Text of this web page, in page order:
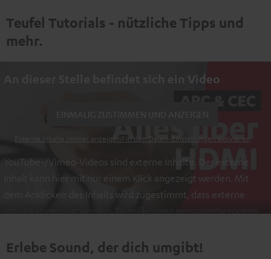
Teufel Tutorials - nützliche Tipps und
mehr.
An dieser Stelle befindet sich ein Video
Externe Inhalte immer anzeigen? In den Daten‑Einstellungen aktivieren
YouTube-/Vimeo-Videos sind externe Inhalte. Der externe
Inhalt kann hier mit nur einem Klick angezeigt werden. Mit
dem Anklicken des Inhalts wird zugestimmt, dass externe
Informationen sind in der Datenschutzerklärung unter I zu
Erlebe Sound, der dich umgibt!